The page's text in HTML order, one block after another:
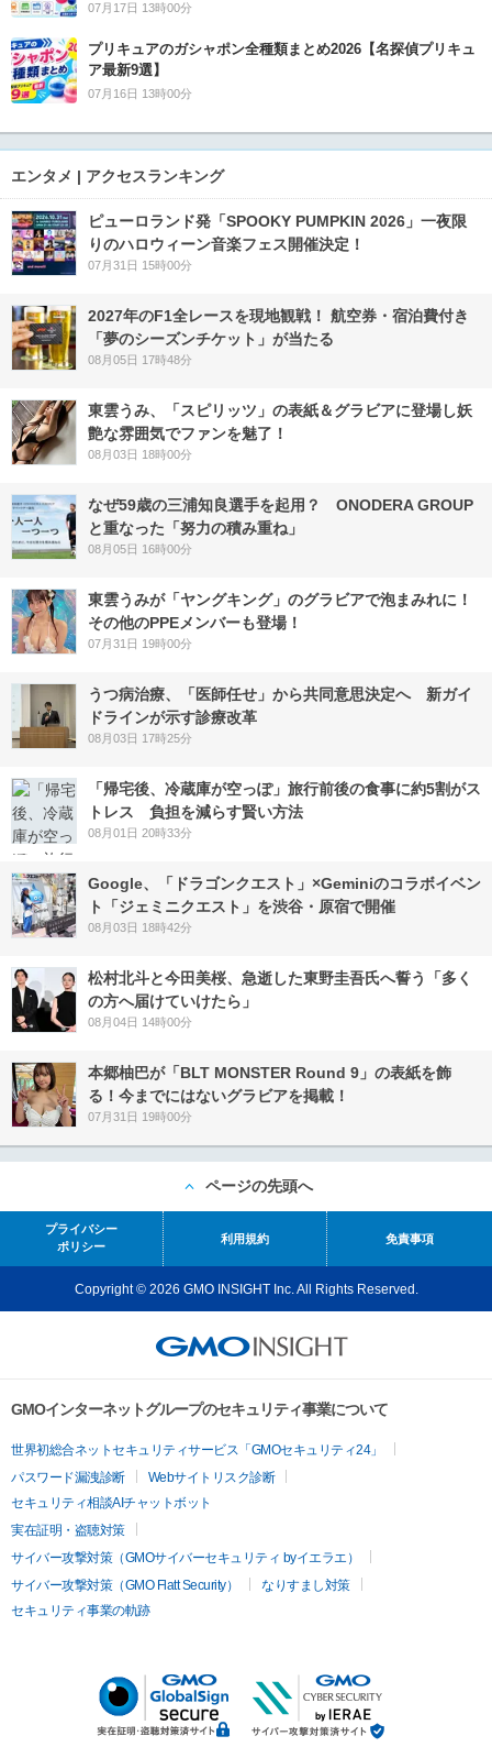
07月17日 13時00分
プリキュアのガシャポン全種類まとめ2026【名探偵プリキュ
ア最新9選】
07月16日 13時00分
エンタメ | アクセスランキング
ピューロランド発「SPOOKY PUMPKIN 2026」一夜限
りのハロウィーン音楽フェス開催決定！
07月31日 15時00分
2027年のF1全レースを現地観戦！ 航空券・宿泊費付き
「夢のシーズンチケット」が当たる
08月05日 17時48分
東雲うみ、「スピリッツ」の表紙＆グラビアに登場し妖
艶な雰囲気でファンを魅了！
08月03日 18時00分
なぜ59歳の三浦知良選手を起用？ ONODERA GROUP
と重なった「努力の積み重ね」
08月05日 16時00分
東雲うみが「ヤングキング」のグラビアで泡まみれに！
その他のPPEメンバーも登場！
07月31日 19時00分
うつ病治療、「医師任せ」から共同意思決定へ 新ガイ
ドラインが示す診療改革
08月03日 17時25分
「帰宅後、冷蔵庫が空っぽ」旅行前後の食事に約5割がス
トレス 負担を減らす賢い方法
08月01日 20時33分
Google、「ドラゴンクエスト」×Geminiのコラボイベン
ト「ジェミニクエスト」を渋谷・原宿で開催
08月03日 18時42分
松村北斗と今田美桜、急逝した東野圭吾氏へ誓う「多く
の方へ届けていけたら」
08月04日 14時00分
本郷柚巴が「BLT MONSTER Round 9」の表紙を飾
る！今までにはないグラビアを掲載！
07月31日 19時00分
ページの先頭へ
プライバシー
ポリシー
利用規約 免責事項
Copyright © 2026 GMO INSIGHT Inc. All Rights Reserved.
GMOインターネットグループのセキュリティ事業について
世界初総合ネットセキュリティサービス「GMOセキュリティ24」
パスワード漏洩診断
Webサイトリスク診断
セキュリティ相談AIチャットボット
実在証明・盗聴対策
サイバー攻撃対策（GMOサイバーセキュリティ byイエラエ）
サイバー攻撃対策（GMO Flatt Security）
なりすまし対策
セキュリティ事業の軌跡